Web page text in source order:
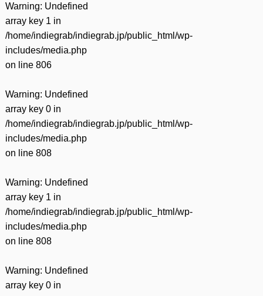
Warning: Undefined
array key 1 in
/home/indiegrab/indiegrab.jp/public_html/wp-
includes/media.php
on line 806
Warning: Undefined
array key 0 in
/home/indiegrab/indiegrab.jp/public_html/wp-
includes/media.php
on line 808
Warning: Undefined
array key 1 in
/home/indiegrab/indiegrab.jp/public_html/wp-
includes/media.php
on line 808
Warning: Undefined
array key 0 in